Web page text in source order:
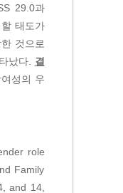
29.0과
태도가
것으로
났다. 결
성의 우
role
Family
and 14,